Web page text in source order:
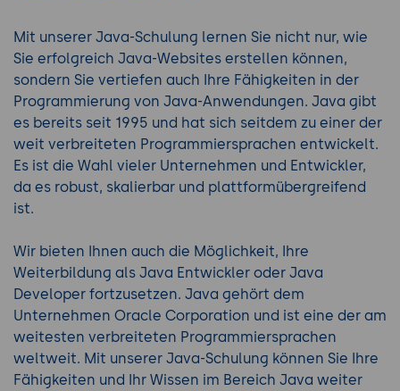
Mit unserer Java-Schulung lernen Sie nicht nur, wie
Sie erfolgreich Java-Websites erstellen können,
sondern Sie vertiefen auch Ihre Fähigkeiten in der
Programmierung von Java-Anwendungen. Java gibt
es bereits seit 1995 und hat sich seitdem zu einer der
weit verbreiteten Programmiersprachen entwickelt.
Es ist die Wahl vieler Unternehmen und Entwickler,
da es robust, skalierbar und plattformübergreifend
ist.
Wir bieten Ihnen auch die Möglichkeit, Ihre
Weiterbildung als Java Entwickler oder Java
Developer fortzusetzen. Java gehört dem
Unternehmen Oracle Corporation und ist eine der am
weitesten verbreiteten Programmiersprachen
weltweit. Mit unserer Java-Schulung können Sie Ihre
Fähigkeiten und Ihr Wissen im Bereich Java weiter